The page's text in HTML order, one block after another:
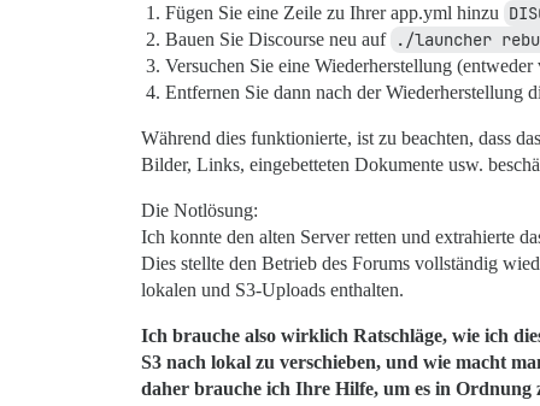
Fügen Sie eine Zeile zu Ihrer app.yml hinzu
Bauen Sie Discourse neu auf ./launcher
Versuchen Sie eine Wiederherstellung
Entfernen Sie dann nach der Wiederherstellung
Während dies funktionierte, ist zu beachten, dass
Bilder, Links, eingebetteten Dokumente usw.
Die Notlösung:
Ich konnte den alten Server retten und extrahierte
Dies stellte den Betrieb des Forums vollständig
lokalen und S3-Uploads enthalten.
Ich brauche also wirklich Ratschläge, wie ich
S3 nach lokal zu verschieben, und wie macht
daher brauche ich Ihre Hilfe, um es in Ordnung